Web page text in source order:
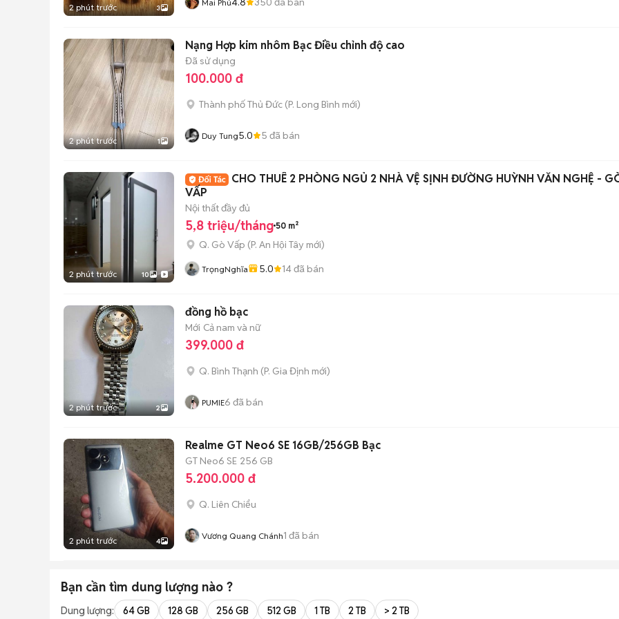
2 phút trước 3 Mai Phú
2 phút trước 1
Nạng Hợp kim nhôm Bạc Điều chỉnh độ cao
Đã sử dụng
100.000 đ
Thành phố Thủ Đức (P. Long Bình mới)
Duy Tung5.0 5 đã bán
2 phút trước 10
CHO THUÊ 2 PHÒNG NGỦ 2 NHÀ VỆ SỊNH ĐƯỜNG HUỲNH VĂN NGHỆ -
VẤP
Nội thất đầy đủ
5,8 triệu/tháng 50 m²
Q. Gò Vấp (P. An Hội Tây mới)
TrọngNghĩa 5.0 14đã bán
2 phút trước 2
đồng hồ bạc
Mới Cả nam và nữ
399.000 đ
Q. Bình Thạnh (P. Gia Định mới)
PUMIE6 đã bán
2 phút trước 4
Realme GT Neo6 SE 16GB/256GB Bạc
GT Neo6 SE 256 GB
5.200.000 đ
Q. Liên Chiểu
Vương Quang Chánh1 đã bán
Bạn cần tìm dung lượng nào ?
Dung lượng: 64 GB 128 GB 256 GB 512 GB 1 TB 2 TB > 2 TB